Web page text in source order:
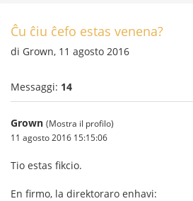
Ĉu ĉiu ĉefo estas venena?
di Grown, 11 agosto 2016
Messaggi: 14
Grown (Mostra il profilo)
11 agosto 2016 15:15:06
Tio estas fikcio.
En firmo, la direktoraro enhavi: